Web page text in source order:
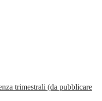
trimestrali (da pubblicare